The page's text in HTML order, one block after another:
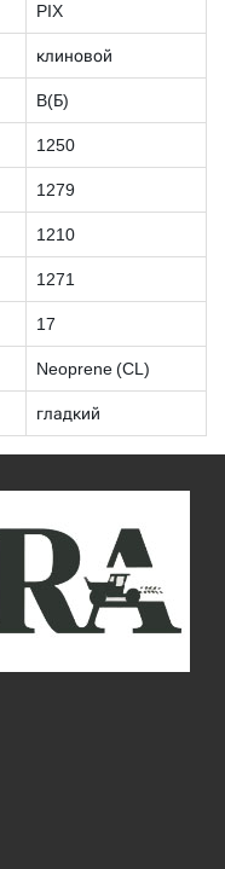
PIX
клиновой
B(Б)
1250
1279
1210
1271
17
Neoprene (CL)
гладкий